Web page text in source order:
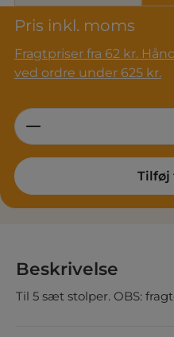
Pris inkl. moms
Fragtpriser fra 62 kr. Håndteringsgebyr på 30 kr.
ved ordre under 625 kr.
Product
Tilføj
Beskrivelse
Til 5 sæt stolper. OBS: